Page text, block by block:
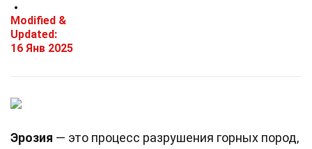
Modified &
Updated:
16 Янв 2025
Эрозия — это процесс разрушения горных пород,